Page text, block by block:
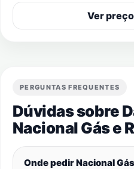
Ver
PERGUNTAS FREQUENTES
Dúvidas sobre
Nacional Gás e
Onde pedir Nacional